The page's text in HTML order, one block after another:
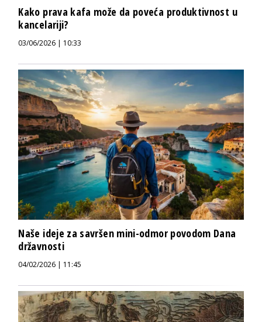
Kako prava kafa može da poveća produktivnost u
kancelariji?
03/06/2026 | 10:33
Naše ideje za savršen mini-odmor povodom Dana
državnosti
04/02/2026 | 11:45